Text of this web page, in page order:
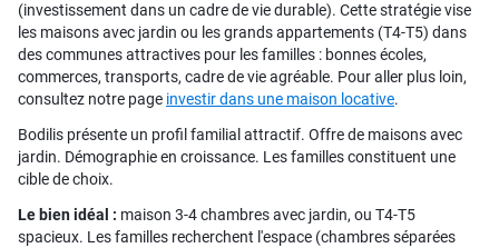
(investissement dans un cadre de vie durable). Cette stratégie vise
les maisons avec jardin ou les grands appartements (T4-T5) dans
des communes attractives pour les familles : bonnes écoles,
commerces, transports, cadre de vie agréable. Pour aller plus loin,
consultez notre page investir dans une maison locative.
Bodilis présente un profil familial attractif. Offre de maisons avec
jardin. Démographie en croissance. Les familles constituent une
cible de choix.
Le bien idéal : maison 3-4 chambres avec jardin, ou T4-T5
spacieux. Les familles recherchent l'espace (chambres séparées